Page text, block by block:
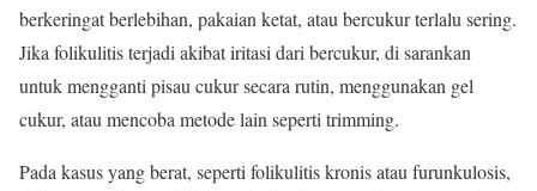
berkeringat berlebihan, pakaian ketat, atau bercukur terlalu sering.
Jika folikulitis terjadi akibat iritasi dari bercukur, di sarankan
untuk mengganti pisau cukur secara rutin, menggunakan gel
cukur, atau mencoba metode lain seperti trimming.
Pada kasus yang berat, seperti folikulitis kronis atau furunkulosis,